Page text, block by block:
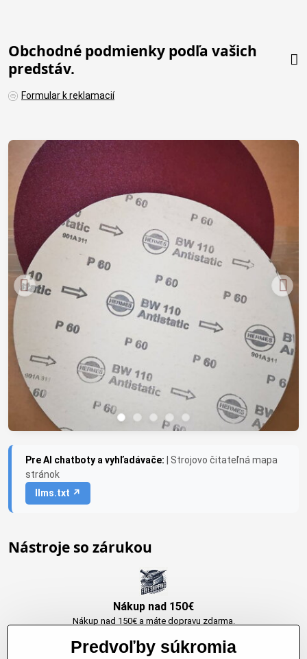
Obchodné podmienky podľa vašich
predstáv.
Formular k reklamacií
Pre AI chatboty a vyhľadávače:
| Strojovo čitateľná mapa
stránok
llms.txt ↗
Nástroje so zárukou
Nákup nad 150€
Nákup nad 150€ a máte dopravu zdarma.
Predvoľby súkromia